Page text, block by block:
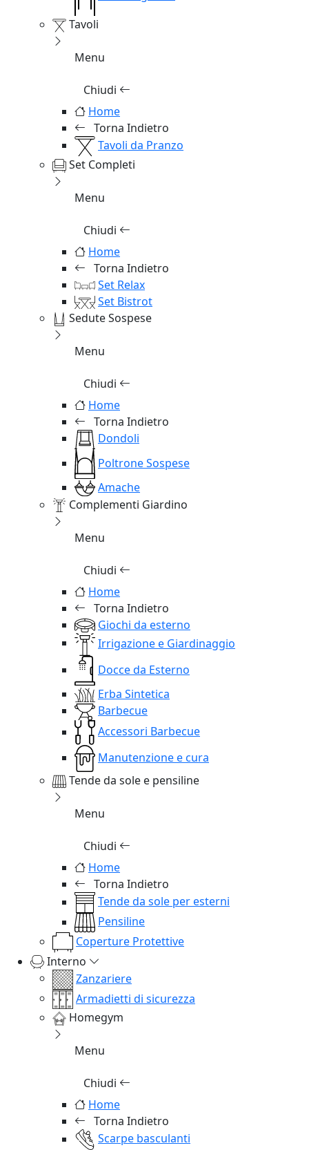
Tavoli
Menu
Chiudi
Home
Torna Indietro
Tavoli da Pranzo
Set Completi
Menu
Chiudi
Home
Torna Indietro
Set Relax
Set Bistrot
Sedute Sospese
Menu
Chiudi
Home
Torna Indietro
Dondoli
Poltrone Sospese
Amache
Complementi Giardino
Menu
Chiudi
Home
Torna Indietro
Giochi da esterno
Irrigazione e Giardinaggio
Docce da Esterno
Erba Sintetica
Barbecue
Accessori Barbecue
Manutenzione e cura
Tende da sole e pensiline
Menu
Chiudi
Home
Torna Indietro
Tende da sole per esterni
Pensiline
Coperture Protettive
Interno
Zanzariere
Armadietti di sicurezza
Homegym
Menu
Chiudi
Home
Torna Indietro
Scarpe basculanti